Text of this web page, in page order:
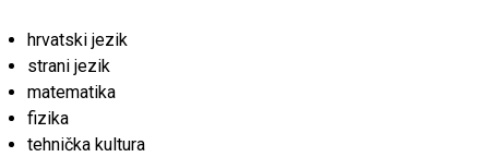
hrvatski jezik
strani jezik
matematika
fizika
tehnička kultura